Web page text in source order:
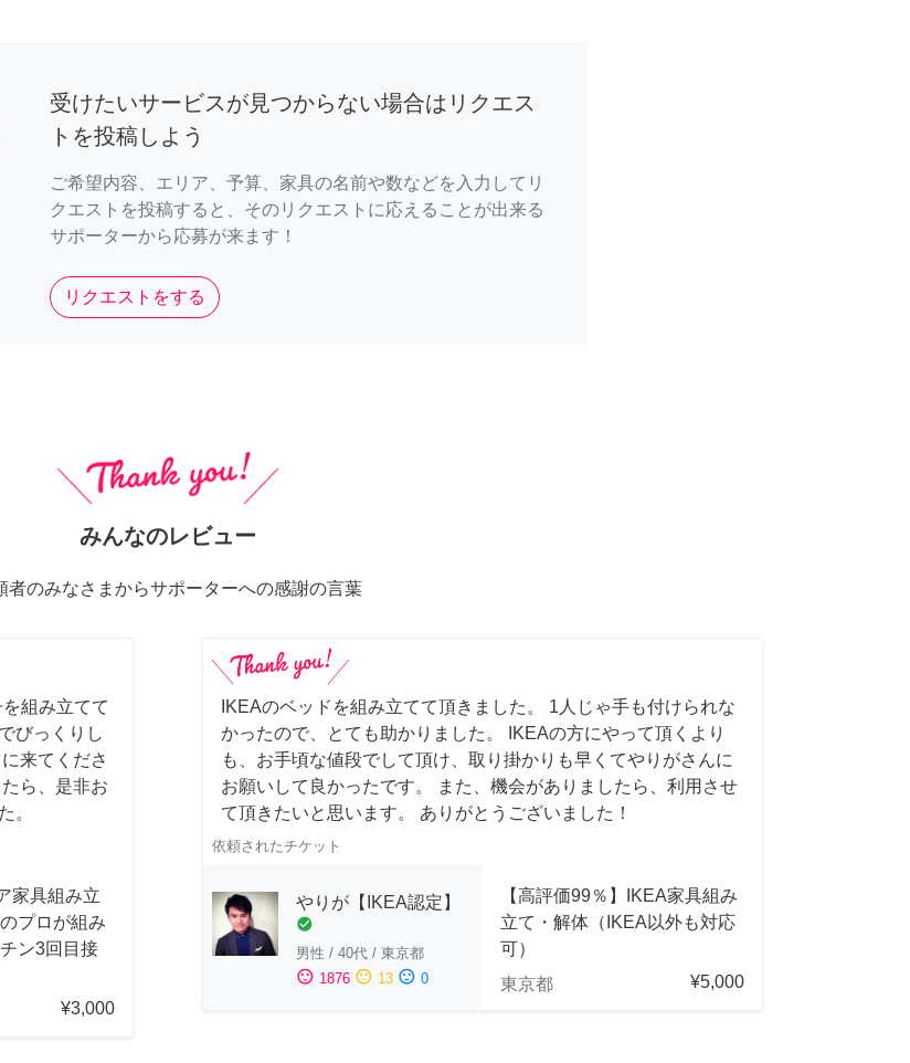
受けたいサービスが見つからない場合はリクエス
トを投稿しよう
ご希望内容、エリア、予算、家具の名前や数などを入力してリ
クエストを投稿すると、そのリクエストに応えることが出来る
サポーターから応募が来ます！
リクエストをする
みんなのレビュー
者のみなさまからサポーターへの感謝の言葉
組み立てて
びっくりし
来てくださ
ら、是非お
。
家具組み立
プロが組み
ン3回目接
¥3,000
IKEAのベッドを組み立てて頂きました。 1人じゃ手も付けられな
かったので、とても助かりました。 IKEAの方にやって頂くより
も、お手頃な値段でして頂け、取り掛かりも早くてやりがさんに
お願いして良かったです。 また、機会がありましたら、利用させ
て頂きたいと思います。 ありがとうございました！
依頼されたチケット
やりが【IKEA認定】
check_circle
男性 / 40代 / 東京都
sentiment_satisfied 1876 sentiment_neutral 13 sentiment_dissatisfied 0
【高評価99％】IKEA家具組み
立て・解体（IKEA以外も対応
可）
東京都
¥5,000